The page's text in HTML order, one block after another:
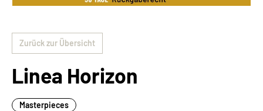
Zurück zur Übersicht
Linea Horizon
Masterpieces